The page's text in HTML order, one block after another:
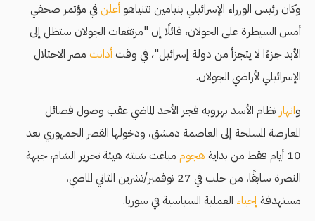
وكان رئيس الوزراء الإسرائيلي بنيامين نتنياهوأعلنفي مؤتمر صحفي
أمس السيطرة على الجولان، قائلًا إن "مرتفعات الجولان ستظل إلى
الأبد جزءًا لا يتجزأ من دولة إسرائيل"، في وقت أدانت مصر الاحتلال
الإسرائيلي لأراضي الجولان.
وانهار نظام الأسد بهروبه فجر الأحد الماضي عقب وصول فصائل
المعارضة المسلحة إلى العاصمة دمشق، ودخولها القصر الجمهوري بعد
10 أيام فقط من بداية
هجوم مباغت شنته هيئة تحرير الشام، جبهة
النصرة سابقًا، من حلب في 27 نوفمبر/تشرين الثاني الماضي،
مستهدفة إحياء العملية السياسية في سوريا.